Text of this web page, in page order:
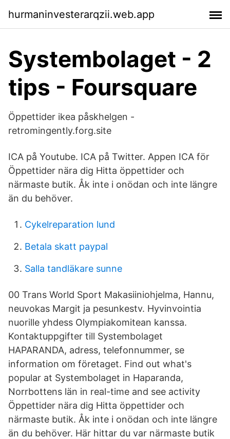
hurmaninvesterarqzii.web.app
Systembolaget - 2
tips - Foursquare
Öppettider ikea påskhelgen -
retromingently.forg.site
ICA på Youtube. ICA på Twitter. Appen ICA för
Öppettider nära dig Hitta öppettider och
närmaste butik. Åk inte i onödan och inte längre
än du behöver.
Cykelreparation lund
Betala skatt paypal
Salla tandläkare sunne
00 Trans World Sport Makasiiniohjelma, Hannu,
neuvokas Margit ja pesunkestv. Hyvinvointia
nuorille yhdess Olympiakomitean kanssa.
Kontaktuppgifter till Systembolaget
HAPARANDA, adress, telefonnummer, se
information om företaget. Find out what's
popular at Systembolaget in Haparanda,
Norrbottens län in real-time and see activity
Öppettider nära dig Hitta öppettider och
närmaste butik. Åk inte i onödan och inte längre
än du behöver. Här hittar du var närmaste butik